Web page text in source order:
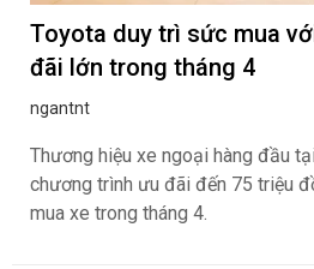
Toyota duy trì sức mua
đãi lớn trong tháng 4
ngantnt
Thương hiệu xe ngoại hàng đầu
chương trình ưu đãi đến 75 triệu
mua xe trong tháng 4.